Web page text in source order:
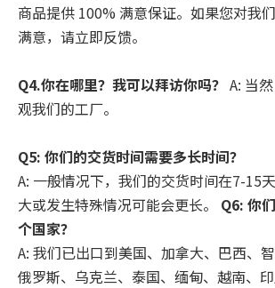
商品提供 100% 满意保证。如果您对我
满意，请立即反馈。
Q4.你在哪里？我可以拜访你吗？ A: 当
观我们的工厂。
Q5: 你们的交货时间需要多长时间？
A: 一般情况下，我们的交货时间在7-15
大或发生特殊情况可能会更长。 Q6: 你
个国家？
A: 我们已出口到美国、加拿大、巴西、智
俄罗斯、乌克兰、泰国、缅甸、越南、